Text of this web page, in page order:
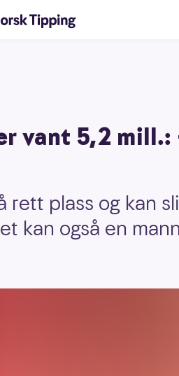
vant 5,2 mill.:
plass og kan
kan også en